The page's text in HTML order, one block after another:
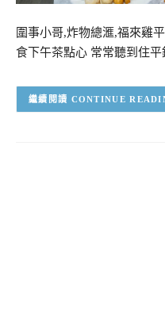
圍事小哥,炸物總滙,福來雞
食下午茶點心 常常聽到住
CONTINUE